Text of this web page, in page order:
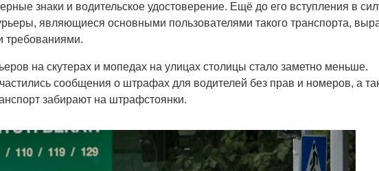
знаки и водительское удостоверение. Ещё до его вступления в
являющиеся основными пользователями такого транспорта,
требованиями.
на скутерах и мопедах на улицах столицы стало заметно меньше.
сообщения о штрафах для водителей без прав и номеров, а
забирают на штрафстоянки.